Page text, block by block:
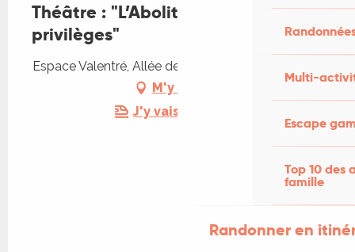
Multi-
Escape
Top 10 des
famille
Randonner en
Théâtre : "L’Abolition des
privilèges"
Espace Valentré, Allée des Soupirs, 46000 Cahors
M'y rendre
J'y vais en train !